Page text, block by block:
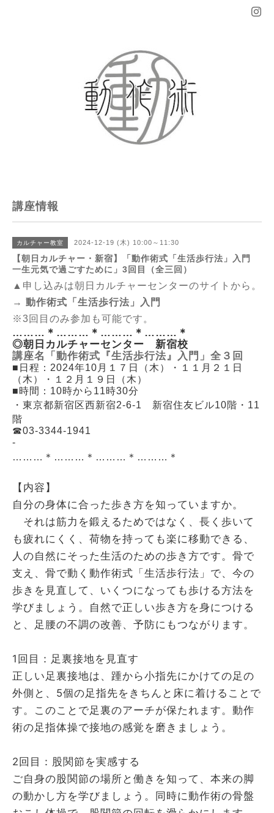
講座情報
カルチャー教室 2024-12-19 (木) 10:00～11:30
【朝日カルチャー・新宿】「動作術式「生活歩行法」入門
一生元気で過ごすために」3回目（全三回）
▲申し込みは朝日カルチャーセンターのサイトから。
→ 動作術式「生活歩行法」入門
※3回目のみ参加も可能です。
………＊………＊………＊………＊
◎朝日カルチャーセンター 新宿校
講座名「動作術式『生活歩行法』入門」全３回
■日程：2024年10月１７日（木）・１１月２１日
（木）・１２月１９日（木）
■時間：10時から11時30分
・ 東京都新宿区西新宿2-6-1 新宿住友ビル10階・11
階
☎03-3344-1941
-
………＊………＊………＊………＊
【内容】
自分の身体に合った歩き方を知っていますか。
それは筋力を鍛えるためではなく、長く歩いて
も疲れにくく、荷物を持っても楽に移動できる、
人の自然にそった生活のための歩き方です。骨で
支え、骨で動く動作術式「生活歩行法」で、今の
歩きを見直して、いくつになっても歩ける方法を
学びましょう。自然で正しい歩き方を身につける
と、足腰の不調の改善、予防にもつながります。
1回目：足裏接地を見直す
正しい足裏接地は、踵から小指先にかけての足の
外側と、5個の足指先をきちんと床に着けることで
す。このことで足裏のアーチが保たれます。動作
術の足指体操で接地の感覚を磨きましょう。
2回目：股関節を実感する
ご自身の股関節の場所と働きを知って、本来の脚
の動かし方を学びましょう。同時に動作術の骨盤